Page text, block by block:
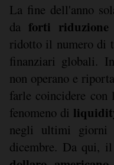
La fine dell'anno
da forti
ridotto il numero di
finanziari globali.
non operano e
farle coincidere con
fenomeno di
negli ultimi giorni
dicembre. Da qui,